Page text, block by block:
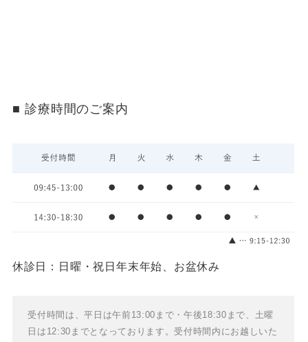
診療時間のご案内
休診日：日曜・祝日 年末年始、お盆休み
受付時間は、平日は午前13:00まで・午後18:30まで、土曜
日は12:30までとなっております。受付時間内にお越しいた